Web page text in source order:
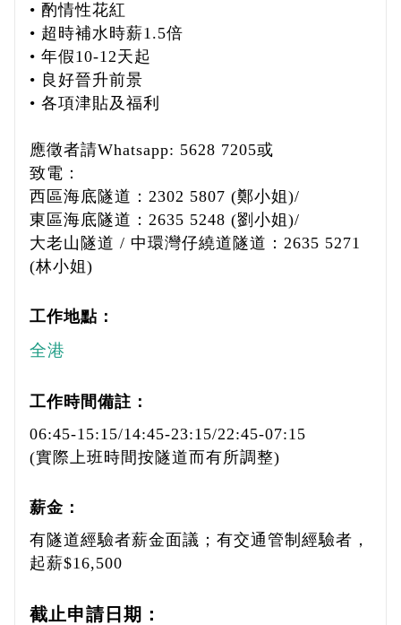
• 酌情性花紅
• 超時補水時薪1.5倍
• 年假10-12天起
• 良好晉升前景
• 各項津貼及福利
應徵者請Whatsapp: 5628 7205或
致電：
西區海底隧道：2302 5807 (鄭小姐)/
東區海底隧道：2635 5248 (劉小姐)/
大老山隧道 / 中環灣仔繞道隧道：2635 5271
(林小姐)
工作地點：
全港
工作時間備註：
06:45-15:15/14:45-23:15/22:45-07:15
(實際上班時間按隧道而有所調整)
薪金：
有隧道經驗者薪金面議；有交通管制經驗者，
起薪$16,500
截止申請日期：